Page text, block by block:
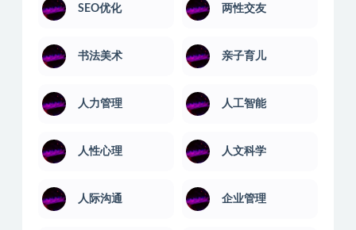
SEO优化 两性交友
书法美术 亲子育儿
人力管理 人工智能
人性心理 人文科学
人际沟通 企业管理